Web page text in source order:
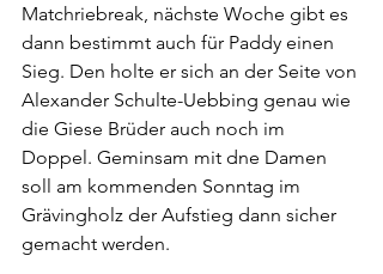
Matchriebreak, nächste Woche gibt es
dann bestimmt auch für Paddy einen
Sieg. Den holte er sich an der Seite von
Alexander Schulte-Uebbing genau wie
die Giese Brüder auch noch im
Doppel. Geminsam mit dne Damen
soll am kommenden Sonntag im
Grävingholz der Aufstieg dann sicher
gemacht werden.